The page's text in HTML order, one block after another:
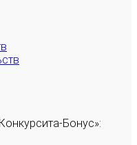
Бонус»: